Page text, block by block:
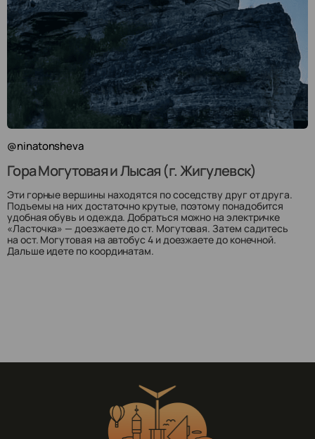
@ninatonsheva
Гора Могутовая и Лысая (г. Жигулевск)
Эти горные вершины находятся по соседству друг от друга.
Подъемы на них достаточно крутые, поэтому понадобится
удобная обувь и одежда. Добраться можно на электричке
«Ласточка» — доезжаете до ст. Могутовая. Затем садитесь
на ост. Могутовая на автобус 4 и доезжаете до конечной.
Дальше идете по координатам.